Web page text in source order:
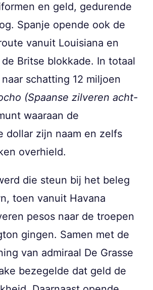
en geld, gedurende
Spanje opende ook de
vanuit Louisiana en
Britse blokkade. In totaal
schatting 12 miljoen
(Spaanse zilveren acht-
waaraan de
dollar zijn naam en zelfs
overhield.
die steun bij het beleg
toen vanuit Havana
pesos naar de troepen
gingen. Samen met de
van admiraal De Grasse
bezegelde dat geld de